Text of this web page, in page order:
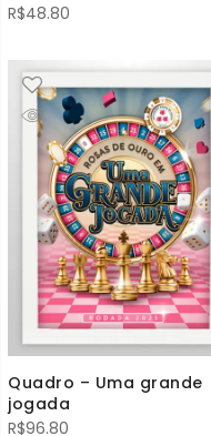
R$48.80
Quadro – Uma grande
jogada
R$96.80